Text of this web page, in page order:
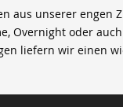
aus unserer
Overnight oder
liefern wir einen